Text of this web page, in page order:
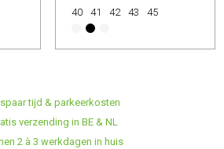
40 41 42 43 45
tijd & parkeerkosten
verzending in BE & NL
2 à 3 werkdagen in huis